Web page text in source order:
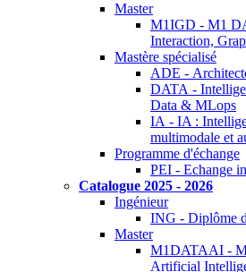
Master
M1IGD - M1
Interaction,
Mastère spécialisé
ADE -
DATA -
Data & MLops
IA - IA :
multimodale et
Programme d'échange
PEI - Echange
Catalogue 2025 - 2026
Ingénieur
ING - Diplôme
Master
M1DATAAI -
Artificial